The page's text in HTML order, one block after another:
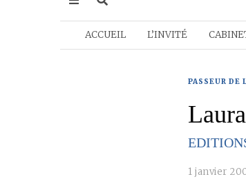
ACCUEIL L’INVITÉ
PASSEUR DE
1 janvier